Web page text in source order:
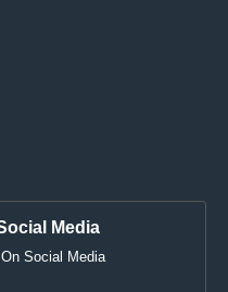
Media
Social Media